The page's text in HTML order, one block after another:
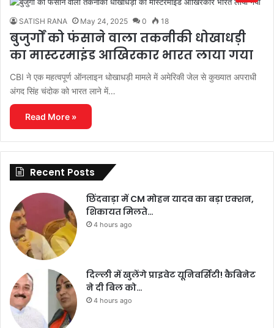
SATISH RANA May 24, 2025 0 18
बुजुर्गों को फंसाने वाला तकनीकी धोखाधड़ी
का मास्टरमाइंड आखिरकार भारत लाया गया
CBI ने एक महत्वपूर्ण ऑनलाइन धोखाधड़ी मामले में अमेरिकी जेल से कुख्यात अपराधी
अंगद सिंह चंदोक को भारत लाने में…
Read More »
Recent Posts
छिंदवाड़ा में CM मोहन यादव का बड़ा एक्शन,
शिकायत मिलते…
4 hours ago
दिल्ली में खुलेंगे प्राइवेट यूनिवर्सिटी! कैबिनेट
ने दी बिल को…
4 hours ago